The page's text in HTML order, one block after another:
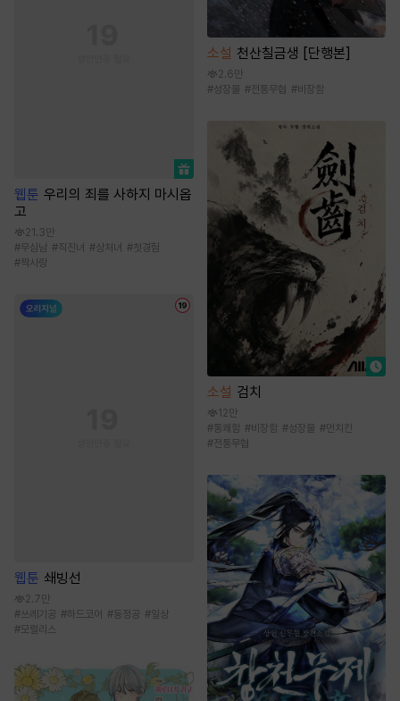
웹툰 우리의 죄를 사하지 마시옵
고
21.3만
#무심남 #직진녀 #상처녀 #첫경험
#짝사랑
웹툰 쇄빙선
2.7만
#쓰레기공 #하드코어 #동정공 #일상
#모럴리스
소설 천산칠금생 [단행본]
2.6만
#성장물 #전통무협 #비장함
소설 검치
12만
#통쾌함 #비장함 #성장물 #먼치킨
#전통무협